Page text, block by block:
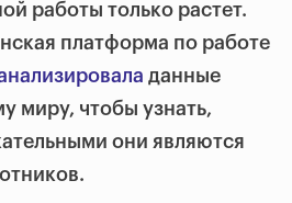
работы только растет.
платформа по работе
данные
миру, чтобы узнать,
они являются